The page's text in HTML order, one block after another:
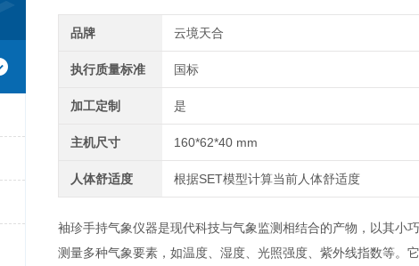
品牌 云境天合
执行质量标准 国标
加工定制 是
主机尺寸 160*62*40 mm
人体舒适度 根据SET模型计算当前人体舒适度
袖珍手持气象仪器是现代科技与气象监测相结合的产物，以其小
测量多种气象要素，如温度、湿度、光照强度、紫外线指数等。